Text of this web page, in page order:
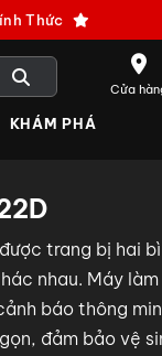
Thức
Cửa
KHÁM PHÁ
trang bị hai
nhau. Máy
báo thông
đảm bảo vệ